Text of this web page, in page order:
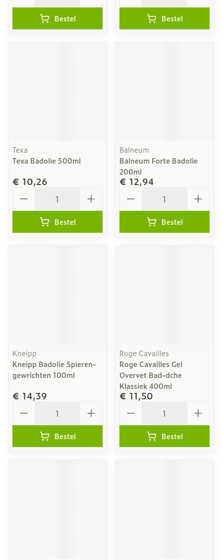
Bestel Bestel
Texa
Texa Badolie 500ml
€ 10,26
Bestel
Balneum
Balneum Forte Badolie
200ml
€ 12,94
Bestel
Kneipp
Kneipp Badolie Spieren-
gewrichten 100ml
€ 14,39
Bestel
Roge Cavailles
Roge Cavailles Gel
Overvet Bad-dche
Klassiek 400ml
€ 11,50
Bestel